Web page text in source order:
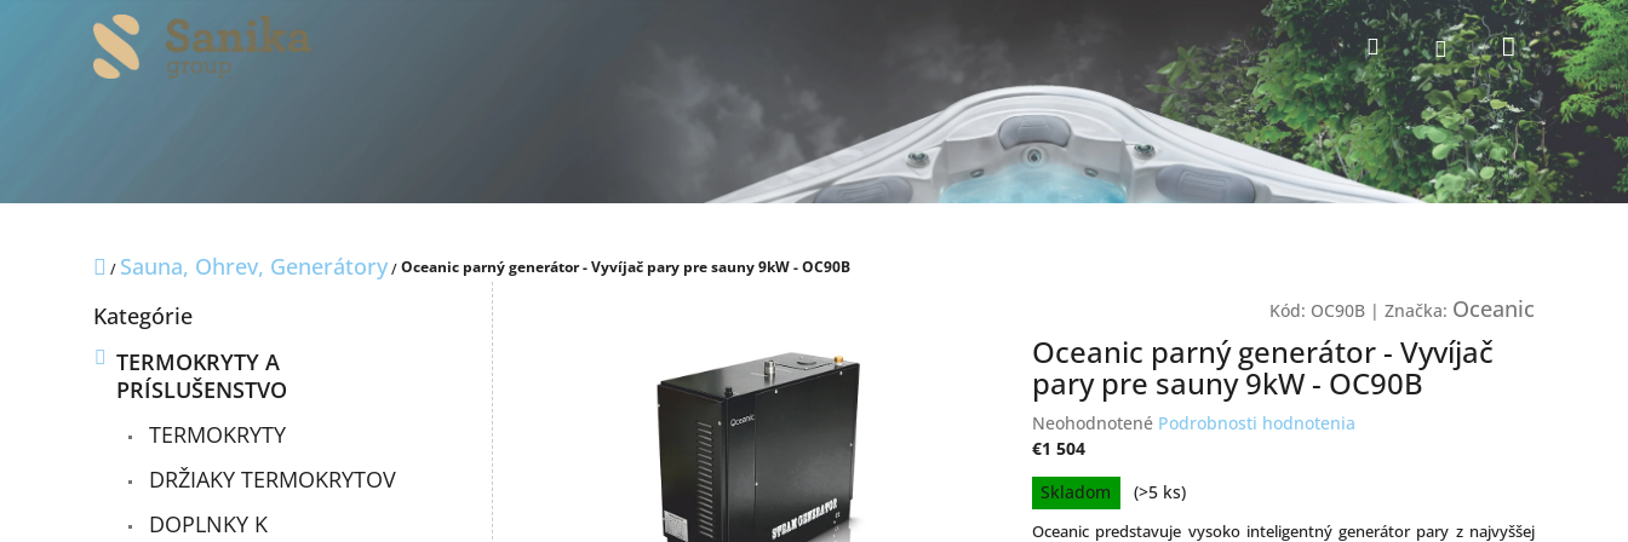
HľadaťPrihlásenieNákupný
košík
Domov
/ Sauna, Ohrev, Generátory/Oceanic parný generátor - Vyvíjač pary pre sauny 9kW - OC90B
oPreskočiť
Kategórie
TERMOKRYTY A
PRÍSLUŠENSTVO
TERMOKRYTY
DRŽIAKY TERMOKRYTOV
DOPLNKY K
Kód: OC90B | Značka: Oceanic
Oceanic parný generátor - Vyvíjač
pary pre sauny 9kW - OC90B
Priemerné
hodnotenie
je
Neohodnotené Podrobnosti hodnotenia
€1 504
Jednotková
cena:
Skladom (>5 ks)
Oceanic predstavuje vysoko inteligentný generátor pary z najvyššej